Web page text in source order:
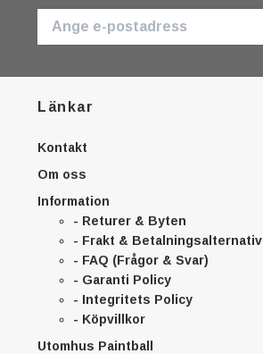
Länkar
Kontakt
Om oss
Information
- Returer & Byten
- Frakt & Betalningsalternativ
- FAQ (Frågor & Svar)
- Garanti Policy
- Integritets Policy
- Köpvillkor
Utomhus Paintball